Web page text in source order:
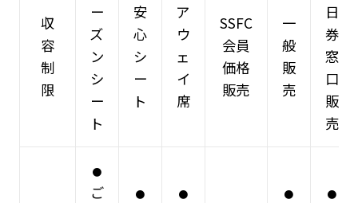
収
容
制
限
ー
ズ
ン
シ
ー
ト
安
心
シ
ー
ト
ア
ウ
ェ
イ
席
SSFC
会員
価格
販売
一
般
販
売
日
券
窓
口
販
売
●
ご
● ● ● ●